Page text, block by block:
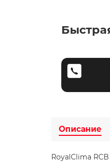
Описание
RoyalClima